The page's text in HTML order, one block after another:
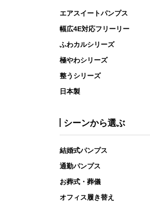
エアスイートパンプス
幅広4E対応フリーリー
ふわカルシリーズ
極やわシリーズ
整うシリーズ
日本製
シーンから選ぶ
結婚式パンプス
通勤パンプス
お葬式・葬儀
オフィス履き替え